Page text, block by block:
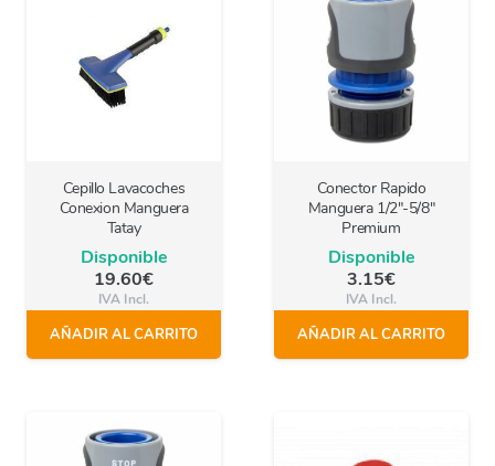
Cepillo Lavacoches
Conexion Manguera
Tatay
Disponible
19.60€
IVA Incl.
AÑADIR AL CARRITO
Conector Rapido
Manguera 1/2″-5/8″
Premium
Disponible
3.15€
IVA Incl.
AÑADIR AL CARRITO